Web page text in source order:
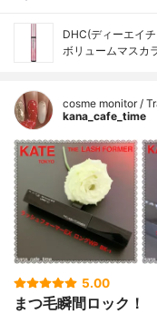
DHC(ディーエイ
ボリュームマスカ
cosme monitor /
kana_cafe_time
5.00
まつ毛瞬間ロック！